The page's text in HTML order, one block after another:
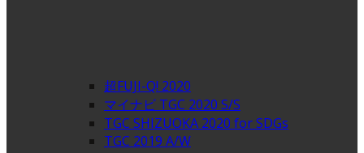
超FUJI-Q! 2020
マイナビ TGC 2020 S/S
TGC SHIZUOKA 2020 for SDGs
TGC 2019 A/W